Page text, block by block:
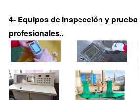
4- Equipos de inspección y
profesionales..